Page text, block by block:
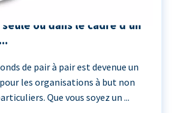
fonds entre pairs peut
ou dans le cadre d'un
de pair à pair est devenue un
les organisations à but non
Que vous soyez un ...